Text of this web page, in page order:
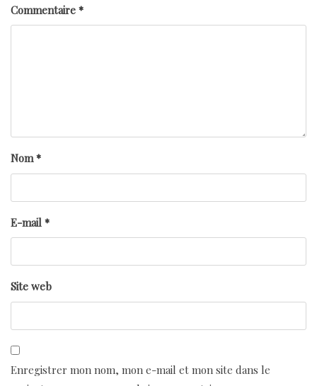
Commentaire *
Nom*
E-mail *
Site web
Enregistrer mon nom, mon e-mail et mon site dans le